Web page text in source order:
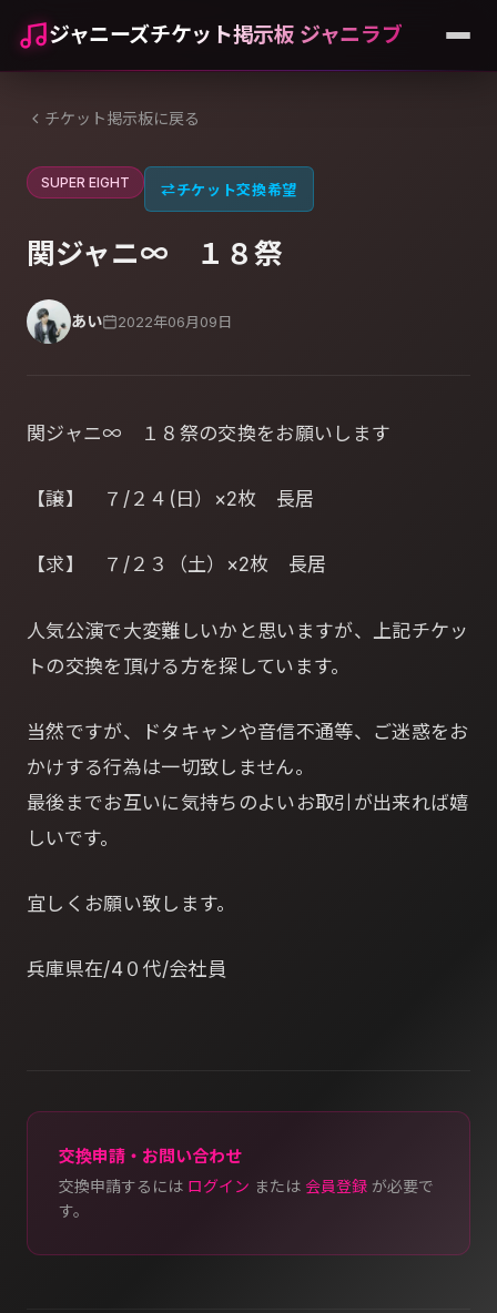
ジャニーズチケット掲示板 ジャニラブ
チケット掲示板に戻る
SUPER EIGHT ⇄チケット交換希望
関ジャニ∞ １８祭
あい 2022年06月09日
関ジャニ∞ １８祭の交換をお願いします
【譲】 ７/２４(日）×2枚 長居
【求】 ７/２３（土）×2枚 長居
人気公演で大変難しいかと思いますが、上記チケッ
トの交換を頂ける方を探しています。
当然ですが、ドタキャンや音信不通等、ご迷惑をお
かけする行為は一切致しません。
最後までお互いに気持ちのよいお取引が出来れば嬉
しいです。
宜しくお願い致します。
兵庫県在/4０代/会社員
交換申請・お問い合わせ
交換申請するには ログイン または 会員登録 が必要で
す。